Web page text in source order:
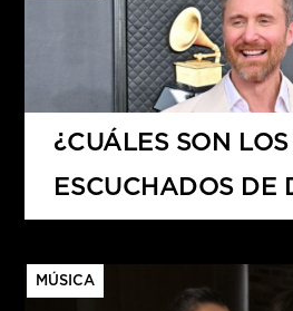
¿CUÁLES SON
ESCUCHADOS DE
MÚSICA